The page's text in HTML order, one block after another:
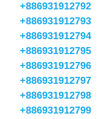
+886931912792
+886931912793
+886931912794
+886931912795
+886931912796
+886931912797
+886931912798
+886931912799